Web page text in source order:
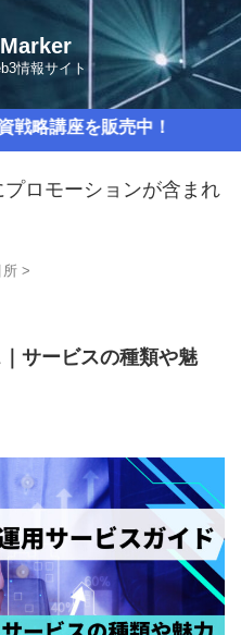
情報サイト
を販売中！
ロモーションが含まれ
所 >
サービスの種類や魅